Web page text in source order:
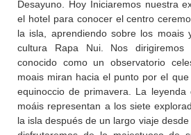
Desayuno. Hoy Iniciaremos nuestra
el hotel para conocer el centro
la isla, aprendiendo sobre los moais
cultura Rapa Nui. Nos dirigiremos
conocido como un observatorio
moais miran hacia el punto por el
equinoccio de primavera. La
moáis representan a los siete
la isla después de un largo viaje